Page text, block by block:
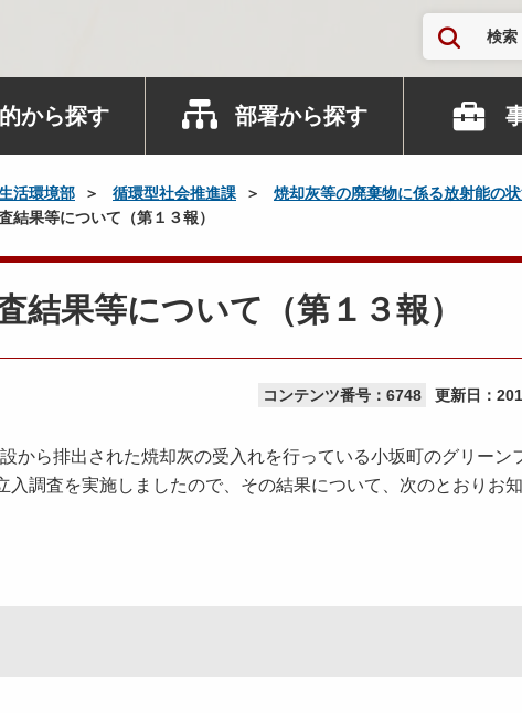
検索
から探す 部署から探す
活環境部 循環型社会推進課 焼却灰等の廃棄物に係る放射能の
結果等について（第１３報）
結果等について（第１３報）
コンテンツ番号：6748 更新日：
ら排出された焼却灰の受入れを行っている小坂町のグリーン
調査を実施しましたので、その結果について、次のとおりお